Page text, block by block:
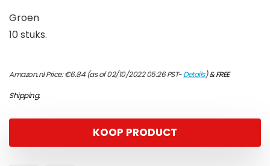
Groen
10 stuks.
Amazon.nl Price:€6.84(as of 02/10/2022 05:26 PST-Details)&FREE
Shipping.
KOOP PRODUCT